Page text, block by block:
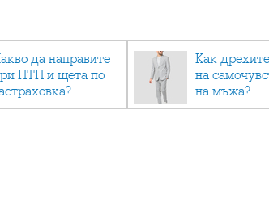
да направите
ПТП и щета по
Как
на
на мъжа?